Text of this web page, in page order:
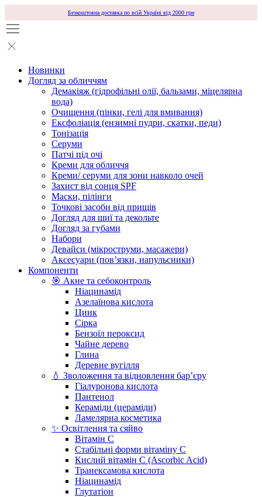
Безкоштовна доставка по всій Україні від 2000 грн
Новинки
Догляд за обличчям
Демакіяж (гідрофільні олії, бальзами, міцелярна
вода)
Очищення (пінки, гелі для вмивання)
Ексфоліація (ензимні пудри, скатки, педи)
Тонізація
Серуми
Патчі під очі
Креми для обличчя
Креми/ серуми для зони навколо очей
Захист від сонця SPF
Маски, пілінги
Точкові засоби від прищів
Догляд для шиї та декольте
Догляд за губами
Набори
Девайси (мікроструми, масажери)
Аксесуари (повʼязки, напульсники)
Компоненти
🎯 Акне та себоконтроль
Ніацинамід
Азелаїнова кислота
Цинк
Сірка
Бензоїл пероксид
Чайне дерево
Глина
Деревне вугілля
💧 Зволоження та відновлення бар’єру
Гіалуронова кислота
Пантенол
Кераміди (цераміди)
Ламелярна косметика
✨ Освітлення та сяйво
Вітамін С
Стабільні форми вітаміну С
Кислий вітамін С (Ascorbic Acid)
Транексамова кислота
Ніацинамід
Глутатіон